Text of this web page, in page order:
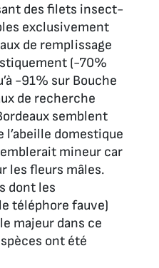
des filets insect-
exclusivement
de remplissage
(-70%
-91% sur Bouche
de recherche
semblent
domestique
mineur car
les fleurs mâles.
dont les
téléphore fauve)
majeur dans ce
ont été